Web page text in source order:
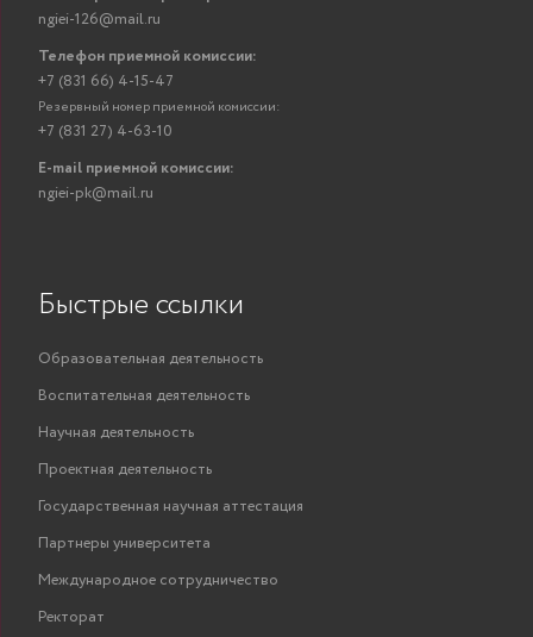
ngiei-126@mail.ru
Телефон приемной комиссии:
+7 (831 66) 4-15-47
Резервный номер приемной комиссии:
+7 (831 27) 4-63-10
E-mail приемной комиссии:
ngiei-pk@mail.ru
Быстрые ссылки
Образовательная деятельность
Воспитательная деятельность
Научная деятельность
Проектная деятельность
Государственная научная аттестация
Партнеры университета
Международное сотрудничество
Ректорат